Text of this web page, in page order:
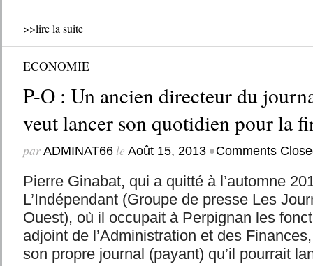
>>lire la suite
ECONOMIE
P-O : Un ancien directeur du
veut lancer son quotidien pour la
par ADMINAT66le Août 15, 2013 •Comments
Pierre Ginabat, qui a quitté à l’automne
L’Indépendant (Groupe de presse Les
Ouest), où il occupait à Perpignan les
adjoint de l’Administration et des
son propre journal (payant) qu’il pourrait